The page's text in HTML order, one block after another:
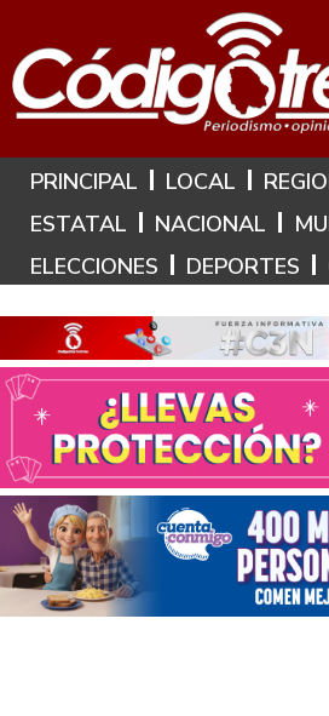
Hoy es: 7 de
PRINCIPAL LOCAL
ESTATAL
NACIONAL
ELECCIONES
DEPORTES